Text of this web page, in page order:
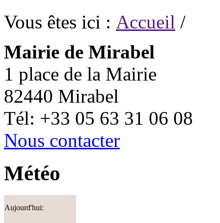
Vous êtes ici : Accueil /
Mairie de Mirabel
1 place de la Mairie
82440 Mirabel
Tél: +33 05 63 31 06 08
Nous contacter
Météo
Aujourd'hui: